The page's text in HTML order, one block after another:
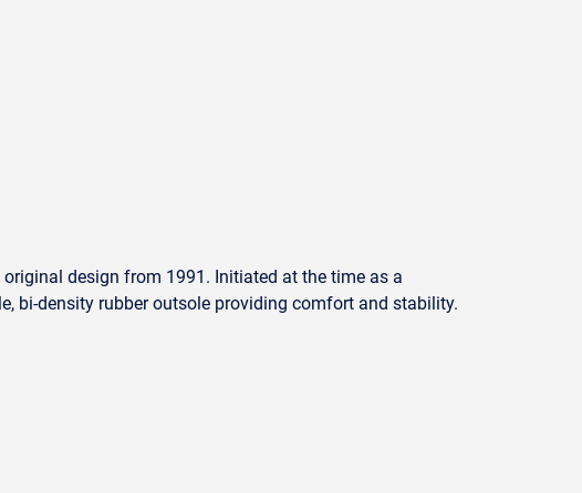
design from 1991. Initiated at the time as a
bi-density rubber outsole providing comfort and stability.